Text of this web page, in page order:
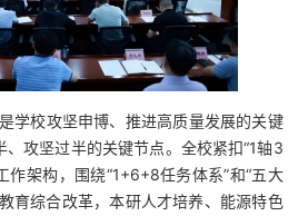
学校攻坚申博、推进高质量发展的关键
攻坚过半的关键节点。全校紧扣“1轴3
作架构，围绕“1+6+8任务体系”和“五大
育综合改革，本研人才培养、能源特色